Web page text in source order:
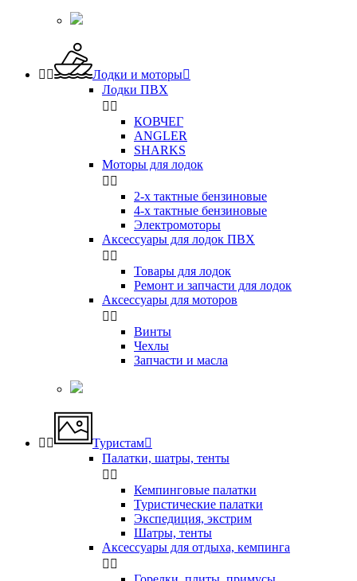
  Лодки и моторы
Лодки ПВХ
 
КОВЧЕГ
ANGLER
SHARKS
Моторы для лодок
 
2-х тактные бензиновые
4-х тактные бензиновые
Электромоторы
Аксессуары для лодок ПВХ
 
Товары для лодок
Ремонт и запчасти для лодок
Аксессуары для моторов
 
Винты
Чехлы
Запчасти и масла
  Туристам
Палатки, шатры, тенты
 
Кемпинговые палатки
Туристические палатки
Экспедиция, экстрим
Шатры, тенты
Аксессуары для отдыха, кемпинга
 